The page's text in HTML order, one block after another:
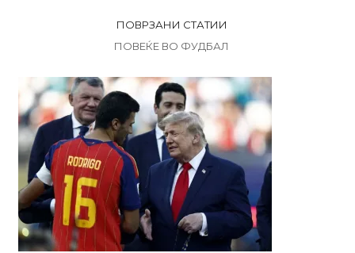
ПОВРЗАНИ СТАТИИ
ПОВЕЌЕ ВО ФУДБАЛ